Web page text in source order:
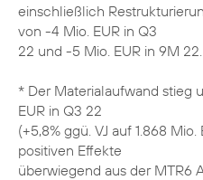
einschließlich
von -4 Mio. EUR in Q3
22 und -5 Mio. EUR in 9M 22.
* Der Materialaufwand stieg
EUR in Q3 22
(+5,8% ggü. VJ auf 1.868
positiven Effekte
überwiegend aus der MTR6